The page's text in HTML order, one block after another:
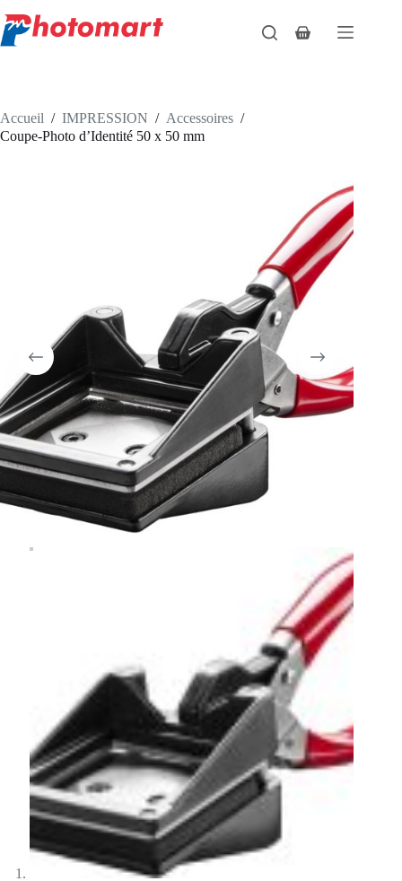
au
contenu
Panier
Accueil / IMPRESSION / Accessoires /
Coupe-Photo d’Identité 50 x 50 mm